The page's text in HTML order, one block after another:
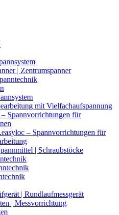
| Zentrumspanner
mit Vielfachaufspannung
Spannvorrichtungen für
– Spannvorrichtungen für
| Schraubstöcke
| Rundlaufmessgerät
| Messvorrichtung